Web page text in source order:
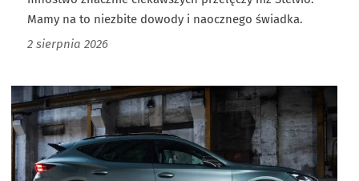
Mamy na to niezbite dowody i naocznego świadka.
2 sierpnia 2026